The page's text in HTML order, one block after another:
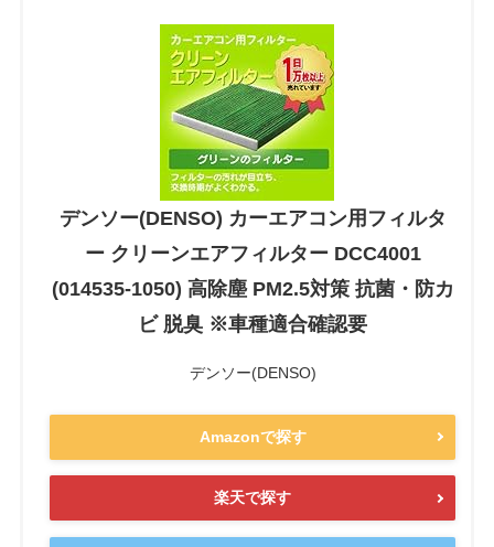
デンソー(DENSO) カーエアコン用フィルタ
ー クリーンエアフィルター DCC4001
(014535-1050) 高除塵 PM2.5対策 抗菌・防カ
ビ 脱臭 ※車種適合確認要
デンソー(DENSO)
Amazonで探す
楽天で探す